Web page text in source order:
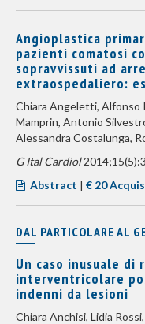
Angioplastica
pazienti comatosi
sopravvissuti ad
extraospedaliero:
Chiara Angeletti, Alfonso
Mamprin, Antonio
Alessandra Costalunga,
G Ital Cardiol
Abstract | € 20
DAL PARTICOLARE AL
Un caso inusuale
interventricolare
indenni da lesioni
Chiara Anchisi, Lidia